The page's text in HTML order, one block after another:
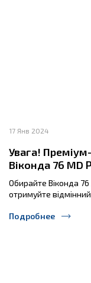
17 Янв 2024
Увага! Преміум-
Віконда 76 МD
Обирайте Віконда 76
отримуйте
Подробнее